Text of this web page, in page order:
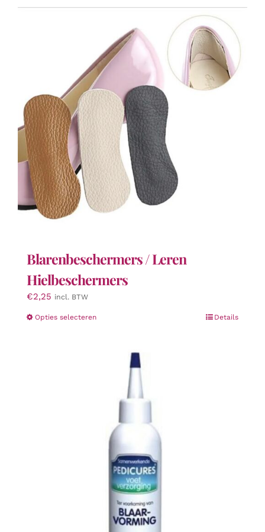
Blarenbeschermers / Leren
Hielbeschermers
€2,25 incl. BTW
Opties selecterenDit
meerdere
variaties.
gekozen
worden
productpagina
Details